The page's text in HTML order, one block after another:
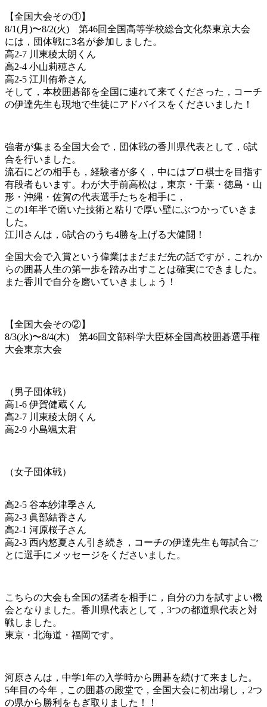
【全国大会その①】
8/1(月)〜8/2(火) 第46回全国高等学校総合文化祭東京大会
には，団体戦に3名が参加しました。
高2-7 川東稜太朗くん
高2-4 小山莉穂さん
高2-5 江川侑希さん
そして，本校囲碁部を全国に連れて来てくださった，コーチ
の伊達先生も現地で生徒にアドバイスをくださいました！
強者が集まる全国大会で，団体戦の香川県代表として，6試
合を行いました。
流石にどの相手も，経験者が多く，中にはプロ棋士を目指す
有段者もいます。 わが大手前高松は，東京・千葉・徳島・山
形・沖縄・佐賀の代表選手たちを相手に，
この1年半で磨いた技術と粘りで厚い壁にぶつかっていきま
した。
江川さんは，6試合のうち4勝を上げる大健闘！
全国大会で入賞という偉業はまだまだ先の話ですが，これか
らの囲碁人生の第一歩を踏み出すことは確実にできました。
また香川で自分を磨いていきましょう！
【全国大会その②】
8/3(水)〜8/4(木) 第46回文部科学大臣杯全国高校囲碁選手権
大会東京大会
（男子団体戦）
高1-6 伊賀健蔵くん
高2-7 川東稜太朗くん
高2-9 小島颯太君
（女子団体戦）
高2-5 谷本紗津季さん
高2-3 眞部結香さん
高2-1 河原桜子さん
高2-3 西内悠夏さん引き続き，コーチの伊達先生も毎試合ご
とに選手にメッセージをくださいました。
こちらの大会も全国の猛者を相手に，自分の力を試すよい機
会となりました。 香川県代表として，3つの都道県代表と対
戦しました。
東京・北海道・福岡です。
河原さんは，中学1年の入学時から囲碁を続けて来ました。
5年目の今年，この囲碁の殿堂で，全国大会に初出場し，2つ
の県から勝利をもぎ取りました！！